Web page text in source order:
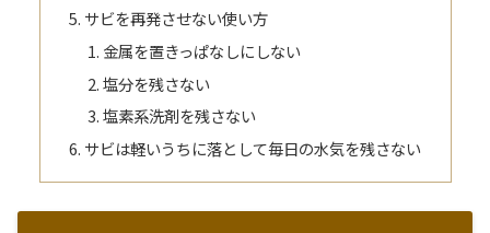
サビを再発させない使い方
金属を置きっぱなしにしない
塩分を残さない
塩素系洗剤を残さない
サビは軽いうちに落として毎日の水気を残さない